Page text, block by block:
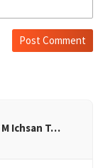
Ichsan T…